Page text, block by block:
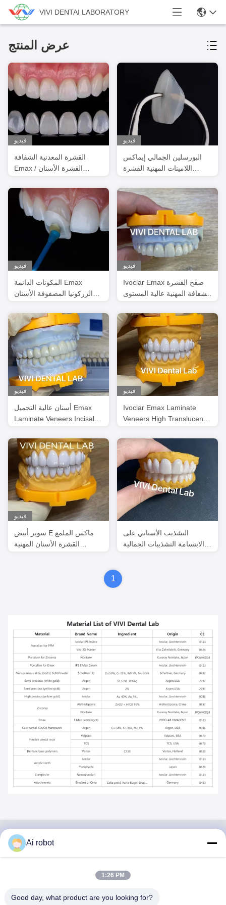
VIVI DENTAI LABORATORY
عرض المنتج
فيديو
القشرة المعدنية الشفافة
Emax / القشرة الأسنان
فيديو
البورسلين الجمالي إيماكس
اللامينات المهنية القشرة
فيديو
المكونات الدائمة Emax
الزركونيا المصفوفة الأسنان
فيديو
Ivoclar Emax صفح القشرة
الشفافة المهنية عالية المستوى
فيديو
أسنان عالية التجميل Emax
Laminate Veneers Incisal
Lab
فيديو
Ivoclar Emax Laminate
Veneers High Translucency
فيديو
سوبر أبيض E ماكس الملمع
القشرة الأسنان المهنية
التشذيب الأسناني على
الابتسامة التشذيبات الجمالية
1
VIVI DENTAI
Ai robot
1:26 PM
Good day, what product are you looking for?